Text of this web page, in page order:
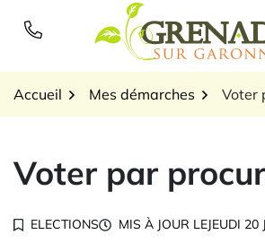
Logo
Accueil Mes démarches Voter
Voter par
ELECTIONS MIS À JOUR LEJEUDI 20